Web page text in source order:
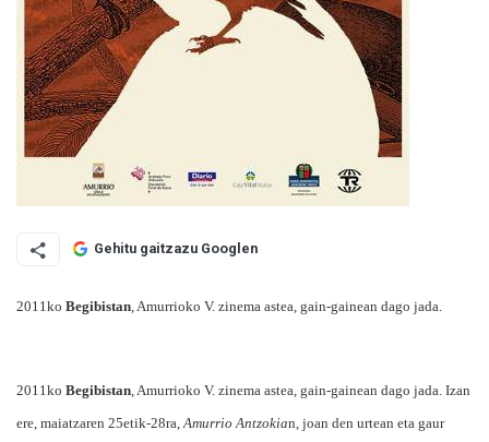
Gehitu gaitzazu Googlen
2011ko Begibistan, Amurrioko V. zinema astea, gain-gainean dago jada.
2011ko Begibistan, Amurrioko V. zinema astea, gain-gainean dago jada. Izan
ere, maiatzaren 25etik-28ra,Amurrio Antzokian, joan den urtean eta gaur